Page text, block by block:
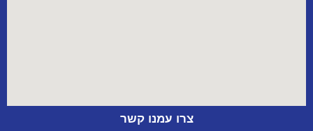
צרו עמנו קשר